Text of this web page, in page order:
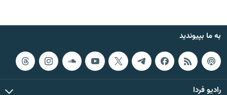
به ما بپیوندید
رادیو فردا